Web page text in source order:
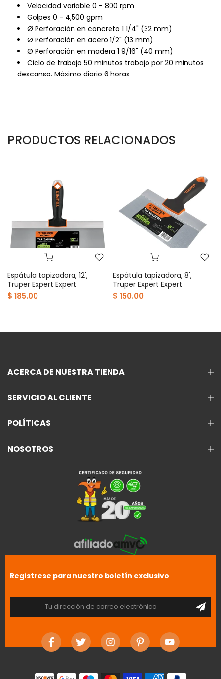
Velocidad variable 0 - 800 rpm
Golpes 0 - 4,500 gpm
Ø Perforación en concreto 1 1/4" (32 mm)
Ø Perforación en acero 1/2" (13 mm)
Ø Perforación en madera 1 9/16" (40 mm)
Ciclo de trabajo 50 minutos trabajo por 20 minutos
descanso. Máximo diario 6 horas
PRODUCTOS RELACIONADOS
Espátula tapizadora, 12',
Truper Expert Expert
$ 185.00
Espátula tapizadora, 8',
Truper Expert Expert
$ 150.00
ACERCA DE NUESTRA TIENDA
SERVICIO AL CLIENTE
POLÍTICAS
NOSOTROS
Regístrese para nuestro boletín exclusivo